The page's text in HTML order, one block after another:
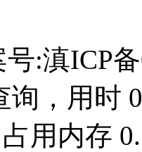
:滇ICP
询，用时
用内存